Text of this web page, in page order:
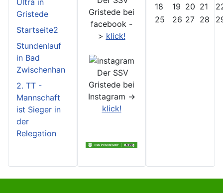
Ultra in
Gristede
Startseite2
Stundenlauf
in Bad
Zwischenhan
2. TT -
Mannschaft
ist Sieger in
der
Relegation
Gristede bei
facebook -
> klick!
Der SSV
Gristede bei
Instagram ->
klick!
18
19 20 21
25
26 27 28